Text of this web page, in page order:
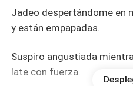
Jadeo despertándome en
y están empapadas.
Suspiro angustiada
late con fuerza.